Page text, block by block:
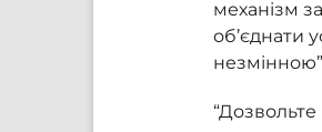
механізм
об’єднати